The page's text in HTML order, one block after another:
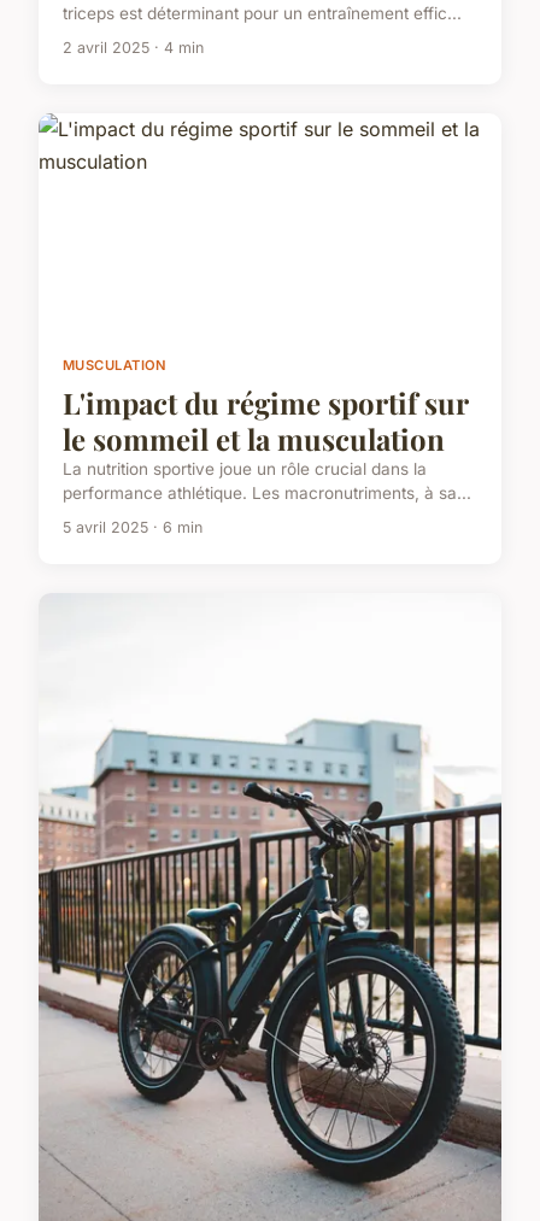
triceps est déterminant pour un entraînement effic...
2 avril 2025 · 4 min
MUSCULATION
L'impact du régime sportif sur
le sommeil et la musculation
La nutrition sportive joue un rôle crucial dans la
performance athlétique. Les macronutriments, à sa...
5 avril 2025 · 6 min